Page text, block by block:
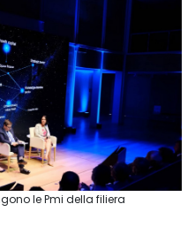
le Pmi della filiera